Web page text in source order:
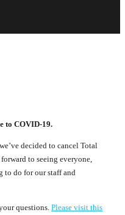
to COVID-19.
decided to cancel Total
to seeing everyone,
to do for our staff and
questions. Please visit this